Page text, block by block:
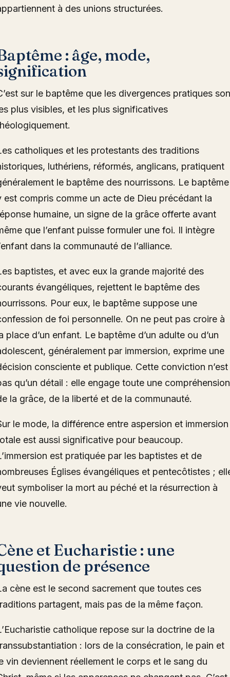
à des unions structurées.
: âge, mode,
sur le baptême que les divergences pratiques
plus visibles, et les plus significatives
catholiques et les protestants des traditions
luthériens, réformés, anglicans, pratiquent
le baptême des nourrissons. Le baptême
est compris comme un acte de Dieu précédant la
humaine, un signe de la grâce offerte avant
que l’enfant puisse formuler une foi. Il intègre
dans la communauté de l’alliance.
baptistes, et avec eux la grande majorité des
évangéliques, rejettent le baptême des
Pour eux, le baptême suppose une
de foi personnelle. On ne peut pas croire à
place d’un enfant. Le baptême d’un adulte ou d’un
généralement par immersion, exprime une
consciente et publique. Cette conviction n’est
qu’un détail : elle engage toute une compréhension
la grâce, de la liberté et de la communauté.
le mode, la différence entre aspersion et immersion
est aussi significative pour beaucoup.
est pratiquée par les baptistes et de
Églises évangéliques et pentecôtistes ;
symboliser la mort au péché et la résurrection à
vie nouvelle.
et Eucharistie : une
de présence
cène est le second sacrement que toutes ces
partagent, mais pas de la même façon.
catholique repose sur la doctrine de la
: lors de la consécration, le pain et
vin deviennent réellement le corps et le sang du